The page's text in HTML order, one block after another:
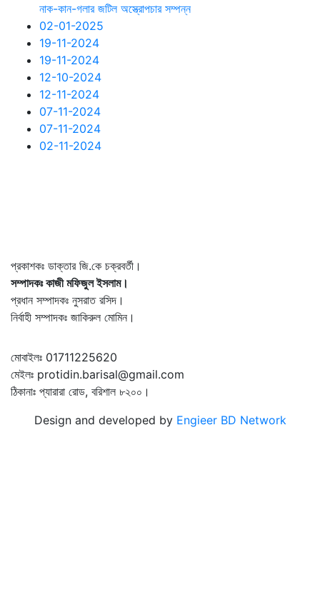
নাক-কান-গলার জটিল অস্ত্রোপচার সম্পন্ন
02-01-2025
19-11-2024
19-11-2024
12-10-2024
12-11-2024
07-11-2024
07-11-2024
02-11-2024
প্রকাশকঃ ডাক্তার জি.কে চক্রবর্তী।
সম্পাদকঃ কাজী মফিজুল ইসলাম।
প্রধান সম্পাদকঃ নুসরাত রসিদ।
নির্বাহী সম্পাদকঃ জাকিরুল মোমিন।
মোবাইলঃ 01711225620
মেইলঃ protidin.barisal@gmail.com
ঠিকানাঃ প্যারারা রোড, বরিশাল ৮২০০।
Design and developed by Engieer BD Network